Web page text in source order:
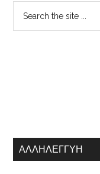
Αρχική
Πλευρική
ΑΛΛΗΛΕΓΓΎΗ